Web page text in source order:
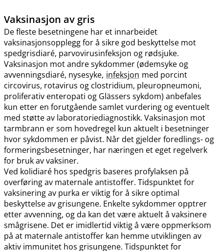
Vaksinasjon av gris
De fleste besetningene har et innarbeidet
vaksinasjonsopplegg for å sikre god beskyttelse mot
spedgrisdiaré, parvovirusinfeksjon og rødsjuke.
Vaksinasjon mot andre sykdommer (ødemsyke og
avvenningsdiaré, nysesyke, infeksjon med porcint
circovirus, rotavirus og clostridium, pleuropneumoni,
proliferativ enteropati og Glässers sykdom) anbefales
kun etter en forutgående samlet vurdering og eventuelt
med støtte av laboratoriediagnostikk. Vaksinasjon mot
tarmbrann er som hovedregel kun aktuelt i besetninger
hvor sykdommen er påvist. Når det gjelder foredlings- og
formeringsbesetninger, har næringen et eget regelverk
for bruk av vaksiner.
Ved kolidiaré hos spedgris baseres profylaksen på
overføring av maternale antistoffer. Tidspunktet for
vaksinering av purka er viktig for å sikre optimal
beskyttelse av grisungene. Enkelte sykdommer opptrer
etter avvenning, og da kan det være aktuelt å vaksinere
smågrisene. Det er imidlertid viktig å være oppmerksom
på at maternale antistoffer kan hemme utviklingen av
aktiv immunitet hos grisungene. Tidspunktet for